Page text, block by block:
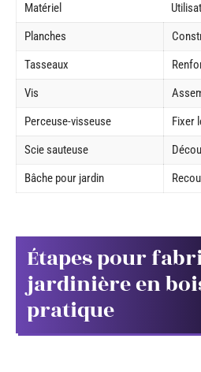
Matériel
Planches
Tasseaux
Vis
Perceuse-visseuse
Fixer
Scie sauteuse
Bâche pour jardin
Étapes pour
jardinière en
pratique